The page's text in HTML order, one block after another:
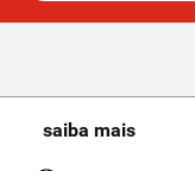
saiba mais